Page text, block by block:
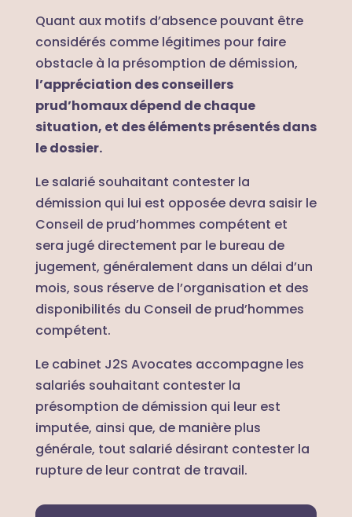
Quant aux motifs d’absence pouvant être
considérés comme légitimes pour faire
obstacle à la présomption de démission,
l’appréciation des conseillers
prud’homaux dépend de chaque
situation, et des éléments présentés dans
le dossier.
Le salarié souhaitant contester la
démission qui lui est opposée devra saisir le
Conseil de prud’hommes compétent et
sera jugé directement par le bureau de
jugement, généralement dans un délai d’un
mois, sous réserve de l’organisation et des
disponibilités du Conseil de prud’hommes
compétent.
Le cabinet J2S Avocates accompagne les
salariés souhaitant contester la
présomption de démission qui leur est
imputée, ainsi que, de manière plus
générale, tout salarié désirant contester la
rupture de leur contrat de travail.